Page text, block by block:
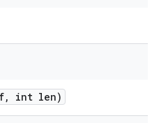
, int len)